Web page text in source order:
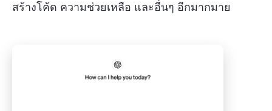
สร้างโค้ด ความช่วยเหลือ และอื่นๆ อีกมากมาย